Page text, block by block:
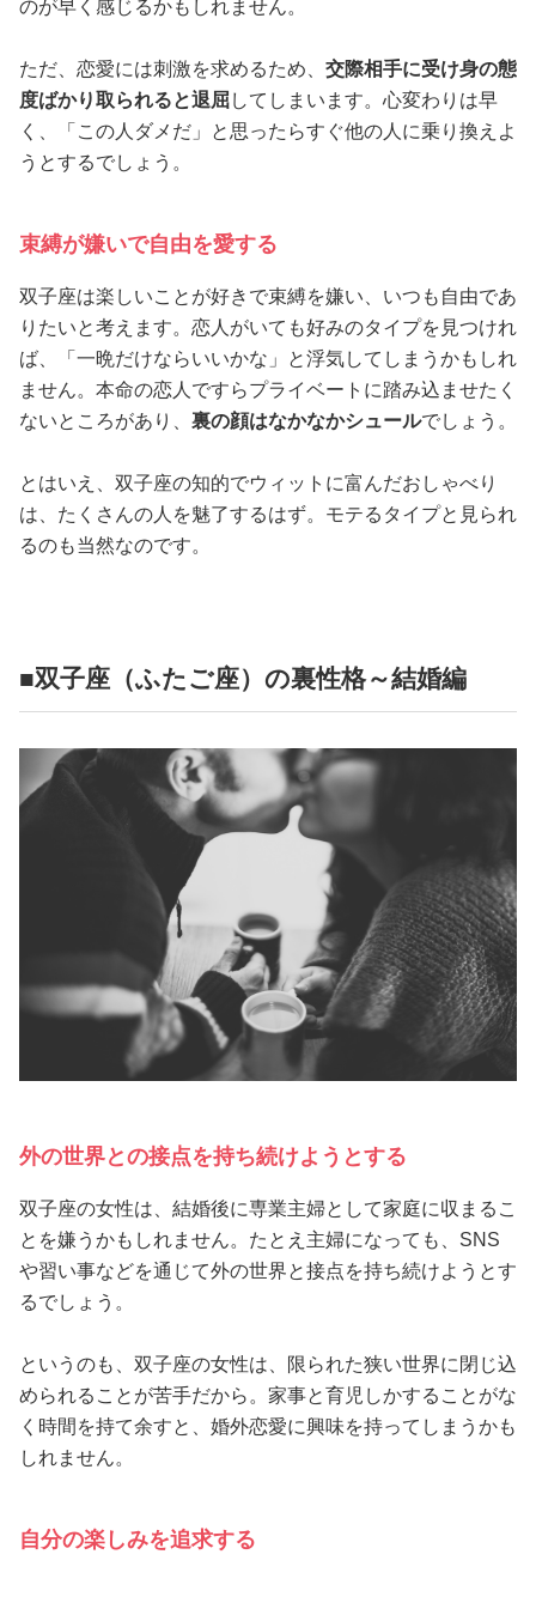
のが早く感じるかもしれません。
ただ、恋愛には刺激を求めるため、 交際相手に受け身の態
度ばかり取られると退屈してしまいます。心変わりは早
く、「この人ダメだ」と思ったらすぐ他の人に乗り換えよ
うとするでしょう。
束縛が嫌いで自由を愛する
双子座は楽しいことが好きで束縛を嫌い、いつも自由であ
りたいと考えます。恋人がいても好みのタイプを見つけれ
ば、「一晩だけならいいかな」と浮気してしまうかもしれ
ません。本命の恋人ですらプライベートに踏み込ませたく
ないところがあり、 裏の顔はなかなかシュールでしょう。
とはいえ、双子座の知的でウィットに富んだおしゃべり
は、たくさんの人を魅了するはず。モテるタイプと見られ
るのも当然なのです。
■双子座（ふたご座）の裏性格～結婚編
外の世界との接点を持ち続けようとする
双子座の女性は、結婚後に専業主婦として家庭に収まるこ
とを嫌うかもしれません。たとえ主婦になっても、SNS
や習い事などを通じて外の世界と接点を持ち続けようとす
るでしょう。
というのも、双子座の女性は、限られた狭い世界に閉じ込
められることが苦手だから。家事と育児しかすることがな
く時間を持て余すと、婚外恋愛に興味を持ってしまうかも
しれません。
自分の楽しみを追求する